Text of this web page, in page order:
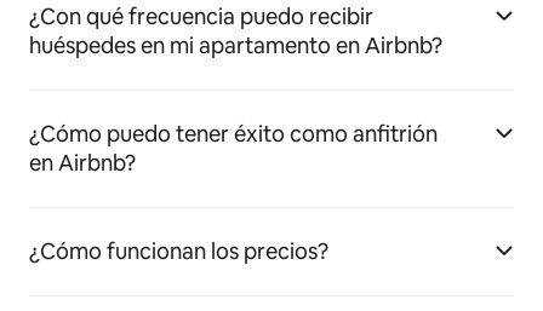
¿Con qué frecuencia puedo recibir
huéspedes en mi apartamento en Airbnb?
¿Cómo puedo tener éxito como anfitrión
en Airbnb?
¿Cómo funcionan los precios?